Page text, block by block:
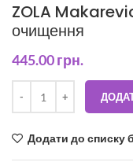
ZOLA
очищення
445.00грн.
Додати до списку